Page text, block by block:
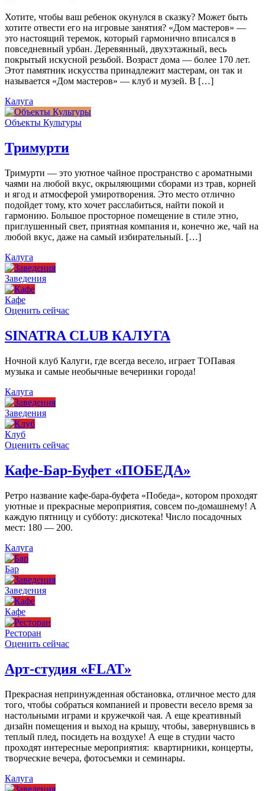
Хотите, чтобы ваш ребенок окунулся в сказку? Может быть
хотите отвести его на игровые занятия? «Дом мастеров» —
это настоящий теремок, который гармонично вписался в
повседневный урбан. Деревянный, двухэтажный, весь
покрытый искусной резьбой. Возраст дома — более 170 лет.
Этот памятник искусства принадлежит мастерам, он так и
называется «Дом мастеров» — клуб и музей. В […]
Калуга
Объекты Культуры
Тримурти
Тримурти — это уютное чайное пространство с ароматными
чаями на любой вкус, окрыляющими сборами из трав, корней
и ягод и атмосферой умиротворения. Это место отлично
подойдет тому, кто хочет расслабиться, найти покой и
гармонию. Большое просторное помещение в стиле этно,
приглушенный свет, приятная компания и, конечно же, чай на
любой вкус, даже на самый избирательный. […]
Калуга
Заведения
Кафе
Оценить сейчас
SINATRA CLUB КАЛУГА
Ночной клуб Калуги, где всегда весело, играет ТОПавая
музыка и самые необычные вечеринки города!
Калуга
Заведения
Клуб
Оценить сейчас
Кафе-Бар-Буфет «ПОБЕДА»
Ретро название кафе-бара-буфета «Победа», котором проходят
уютные и прекрасные мероприятия, совсем по-домашнему! А
каждую пятницу и субботу: дискотека! Число посадочных
мест: 180 — 200.
Калуга
Бар
Заведения
Кафе
Ресторан
Оценить сейчас
Арт-студия «FLAT»
Прекрасная непринужденная обстановка, отличное место для
того, чтобы собраться компанией и провести весело время за
настольными играми и кружечкой чая. А еще креативный
дизайн помещения и выход на крышу, чтобы, завернувшись в
теплый плед, посидеть на воздухе! А еще в студии часто
проходят интересные мероприятия: квартирники, концерты,
творческие вечера, фотосъемки и семинары.
Калуга